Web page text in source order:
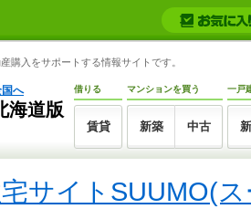
購入をサポートする情報サイトです。
へ
海道版
借りる
賃貸
マンションを買う
新築 中古
一戸
サイトSUUMO(